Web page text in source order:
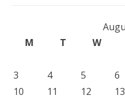
M
T W
3
4 5 6
10
11 12 13